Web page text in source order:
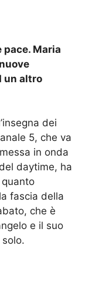
Maria
un altro
dei
5, che va
in onda
daytime, ha
fascia della
che è
e il suo